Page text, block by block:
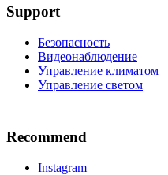
Support
Безопасность
Видеонаблюдение
Управление климатом
Управление светом
Recommend
Instagram